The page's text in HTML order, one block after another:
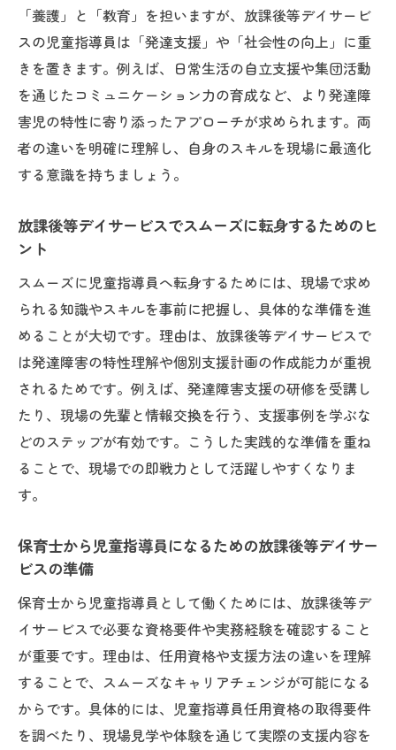
「養護」と「教育」を担いますが、放課後等デイサービ
スの児童指導員は「発達支援」や「社会性の向上」に重
きを置きます。例えば、日常生活の自立支援や集団活動
を通じたコミュニケーション力の育成など、より発達障
害児の特性に寄り添ったアプローチが求められます。両
者の違いを明確に理解し、自身のスキルを現場に最適化
する意識を持ちましょう。
放課後等デイサービスでスムーズに転身するためのヒ
ント
スムーズに児童指導員へ転身するためには、現場で求め
られる知識やスキルを事前に把握し、具体的な準備を進
めることが大切です。理由は、放課後等デイサービスで
は発達障害の特性理解や個別支援計画の作成能力が重視
されるためです。例えば、発達障害支援の研修を受講し
たり、現場の先輩と情報交換を行う、支援事例を学ぶな
どのステップが有効です。こうした実践的な準備を重ね
ることで、現場での即戦力として活躍しやすくなりま
す。
保育士から児童指導員になるための放課後等デイサー
ビスの準備
保育士から児童指導員として働くためには、放課後等デ
イサービスで必要な資格要件や実務経験を確認すること
が重要です。理由は、任用資格や支援方法の違いを理解
することで、スムーズなキャリアチェンジが可能になる
からです。具体的には、児童指導員任用資格の取得要件
を調べたり、現場見学や体験を通じて実際の支援内容を